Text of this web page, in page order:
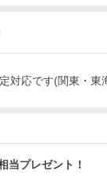
対応です(関東・東
当プレゼント！